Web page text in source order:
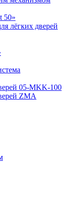
50»
лёгких дверей
05-MKK-100
ZMA